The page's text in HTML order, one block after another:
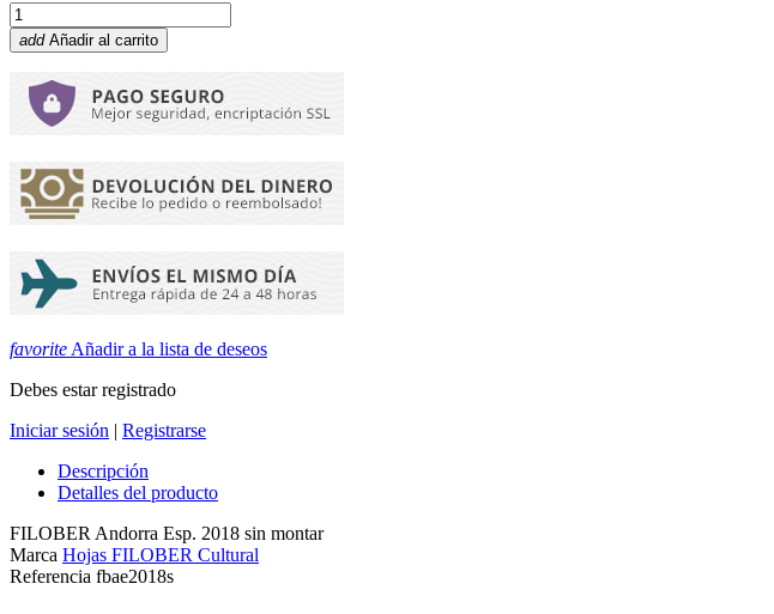
add Añadir al carrito
favorite Añadir a la lista de deseos
Debes estar registrado
Iniciar sesión | Registrarse
Descripción
Detalles del producto
FILOBER Andorra Esp. 2018 sin montar
Marca Hojas FILOBER Cultural
Referencia fbae2018s